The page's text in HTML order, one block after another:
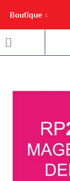
Boutique